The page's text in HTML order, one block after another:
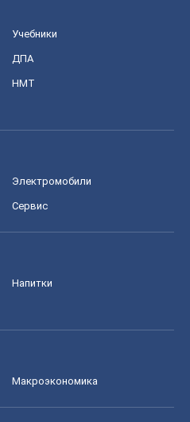
Учебники
ДПА
НМТ
Электромобили
Сервис
Напитки
Mакроэкономика